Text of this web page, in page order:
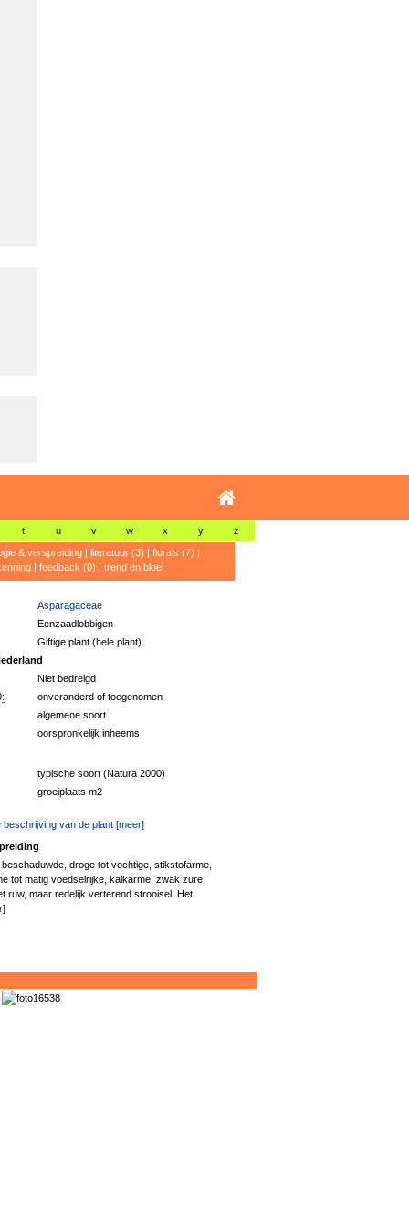
t u v w x y z
& verspreiding| literatuur (3) | flora's (7) |
| feedback (0) | trend en bloei
Asparagaceae
Eenzaadlobbigen
Giftige plant (hele plant)
Niet bedreigd
onveranderd of toegenomen
algemene soort
oorspronkelijk inheems
typische soort (Natura 2000)
groeiplaats m2
beschrijving van de plant [meer]
droge tot vochtige, stikstofarme,
tot matig voedselrijke, kalkarme, zwak zure
ruw, maar redelijk verterend strooisel. Het
]